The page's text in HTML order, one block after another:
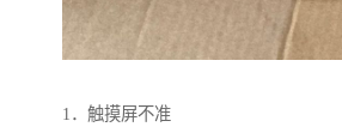
1．触摸屏不准